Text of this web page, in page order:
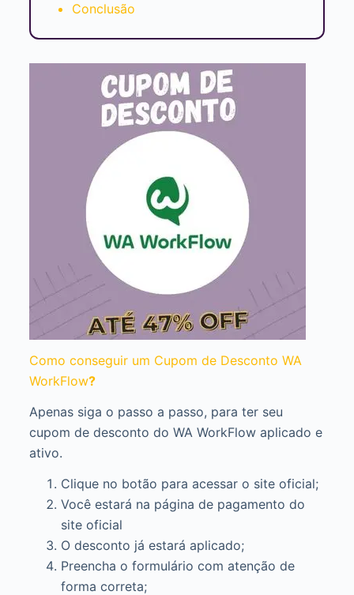
Conclusão
Como conseguir um Cupom de Desconto WA
WorkFlow?
Apenas siga o passo a passo, para ter seu
cupom de desconto do WA WorkFlow aplicado e
ativo.
Clique no botão para acessar o site oficial;
Você estará na página de pagamento do
site oficial
O desconto já estará aplicado;
Preencha o formulário com atenção de
forma correta;